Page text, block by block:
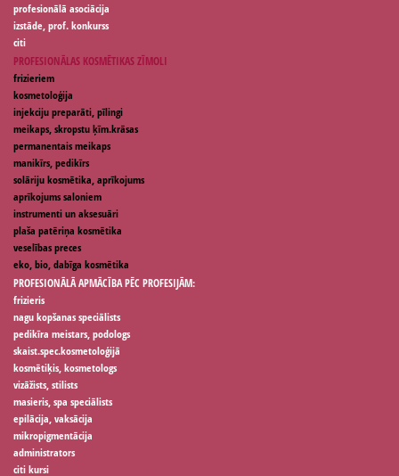
profesionālā asociācija
izstāde, prof. konkurss
citi
PROFESIONĀLAS KOSMĒTIKAS ZĪMOLI
frizieriem
kosmetoloģija
injekciju preparāti, pīlingi
meikaps, skropstu ķīm.krāsas
permanentais meikaps
manikīrs, pedikīrs
solāriju kosmētika, aprīkojums
aprīkojums saloniem
instrumenti un aksesuāri
plaša patēriņa kosmētika
veselības preces
eko, bio, dabīga kosmētika
PROFESIONĀLĀ APMĀCĪBA PĒC PROFESIJĀM:
frizieris
nagu kopšanas speciālists
pedikīra meistars, podologs
skaist.spec.kosmetoloģijā
kosmētiķis, kosmetologs
vizāžists, stilists
masieris, spa speciālists
epilācija, vaksācija
mikropigmentācija
administrators
citi kursi